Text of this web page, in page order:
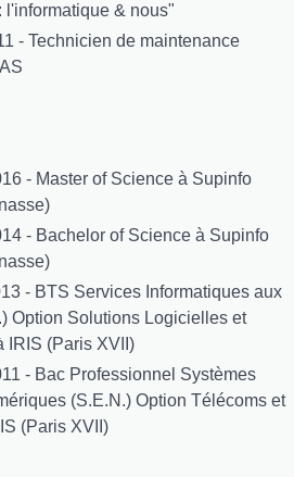
& nous"
- Technicien de maintenance
- Master of Science à Supinfo
- Bachelor of Science à Supinfo
- BTS Services Informatiques aux
Option Solutions Logicielles et
IRIS (Paris XVII)
- Bac Professionnel Systèmes
(S.E.N.) Option Télécoms et
(Paris XVII)